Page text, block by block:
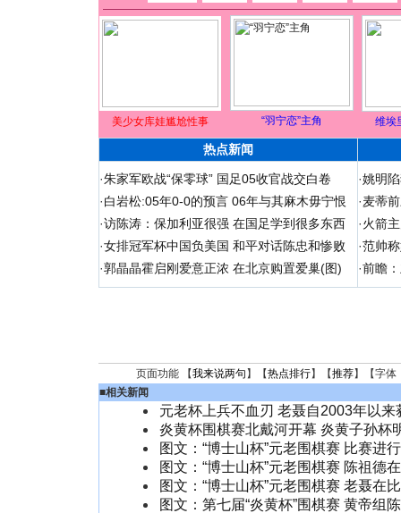
美少女库娃尴尬性事 “羽宁恋”主角 维埃
热点新闻
·朱家军欧战“保零球” 国足05收官战交白卷
·白岩松:05年0-0的预言 06年与其麻木毋宁恨
·访陈涛：保加利亚很强 在国足学到很多东西
·女排冠军杯中国负美国 和平对话陈忠和惨败
·郭晶晶霍启刚爱意正浓 在北京购置爱巢(图)
·姚明
·麦蒂
·火箭
·范帅
·前瞻
页面功能 【我来说两句 】【热点排行】【推荐】【字体
■相关新闻
元老杯上兵不血刃 老聂自2003年以来
炎黄杯围棋赛北戴河开幕 炎黄子孙杯
图文：“博士山杯”元老围棋赛 比赛进
图文：“博士山杯”元老围棋赛 陈祖德
图文：“博士山杯”元老围棋赛 老聂在
图文：第七届“炎黄杯”围棋赛 黄帝组